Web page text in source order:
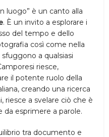
luogo” è un canto alla
. È un invito a esplorare i
del tempo e dello
così come nella
a qualsiasi
riesce,
il potente ruolo della
creando una ricerca
riesce a svelare ciò che è
da esprimere a parole.
tra documento e